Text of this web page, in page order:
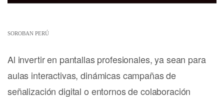
SOROBAN PERÚ
Al invertir en pantallas profesionales, ya sean para
aulas interactivas, dinámicas campañas de
señalización digital o entornos de colaboración